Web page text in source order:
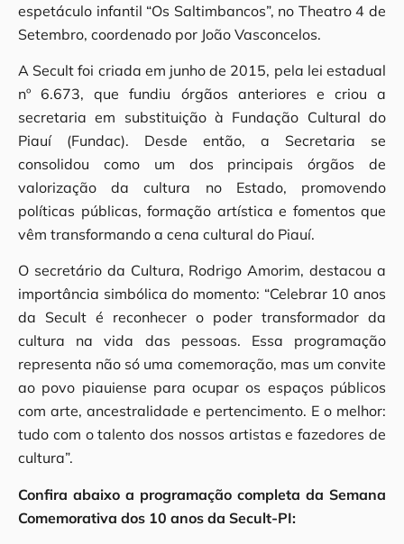
espetáculo infantil “Os Saltimbancos”, no Theatro 4 de
Setembro, coordenado por João Vasconcelos.
A Secult foi criada em junho de 2015, pela lei estadual
nº 6.673, que fundiu órgãos anteriores e criou a
secretaria em substituição à Fundação Cultural do
Piauí (Fundac). Desde então, a Secretaria se
consolidou como um dos principais órgãos de
valorização da cultura no Estado, promovendo
políticas públicas, formação artística e fomentos que
vêm transformando a cena cultural do Piauí.
O secretário da Cultura, Rodrigo Amorim, destacou a
importância simbólica do momento: “Celebrar 10 anos
da Secult é reconhecer o poder transformador da
cultura na vida das pessoas. Essa programação
representa não só uma comemoração, mas um convite
ao povo piauiense para ocupar os espaços públicos
com arte, ancestralidade e pertencimento. E o melhor:
tudo com o talento dos nossos artistas e fazedores de
cultura”.
Confira abaixo a programação completa da Semana
Comemorativa dos 10 anos da Secult-PI: